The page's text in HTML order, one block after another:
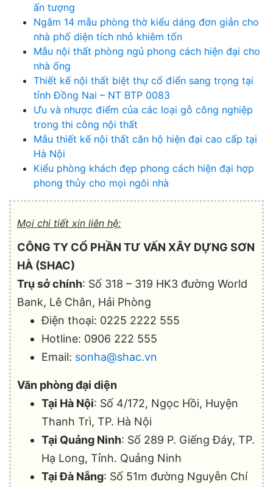
ấn tượng
Ngắm 14 mẫu phòng thờ kiểu dáng đơn giản cho
nhà phố diện tích nhỏ khiêm tốn
Mẫu nội thất phòng ngủ phong cách hiện đại cho
nhà ống
Thiết kế nội thất biệt thự cổ điển sang trọng tại
tỉnh Đồng Nai – NT BTP 0083
Ưu và nhược điểm của các loại gỗ công nghiệp
trong thi công nội thất
Mẫu thiết kế nội thất căn hộ hiện đại cao cấp tại
Hà Nội
Kiểu phòng khách đẹp phong cách hiện đại hợp
phong thủy cho mọi ngôi nhà
Mọi chi tiết xin liên hệ:
CÔNG TY CỔ PHẦN TƯ VẤN XÂY DỰNG SƠN
HÀ (SHAC)
Trụ sở chính: Số 318 – 319 HK3 đường World
Bank, Lê Chân, Hải Phòng
Điện thoại: 0225 2222 555
Hotline: 0906 222 555
Email: sonha@shac.vn
Văn phòng đại diện
Tại Hà Nội: Số 4/172, Ngọc Hồi, Huyện
Thanh Trì, TP. Hà Nội
Tại Quảng Ninh: Số 289 P. Giếng Đáy, TP.
Hạ Long, Tỉnh. Quảng Ninh
Tại Đà Nẵng: Số 51m đường Nguyễn Chí